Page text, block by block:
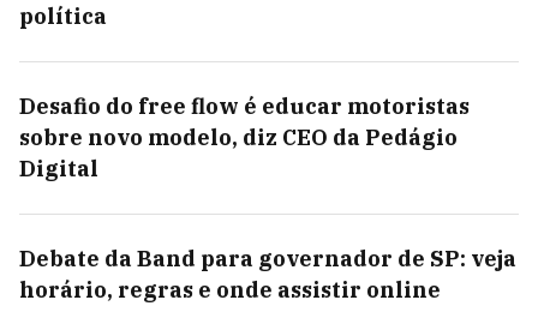
política
Desafio do free flow é educar motoristas
sobre novo modelo, diz CEO da Pedágio
Digital
Debate da Band para governador de SP: veja
horário, regras e onde assistir online